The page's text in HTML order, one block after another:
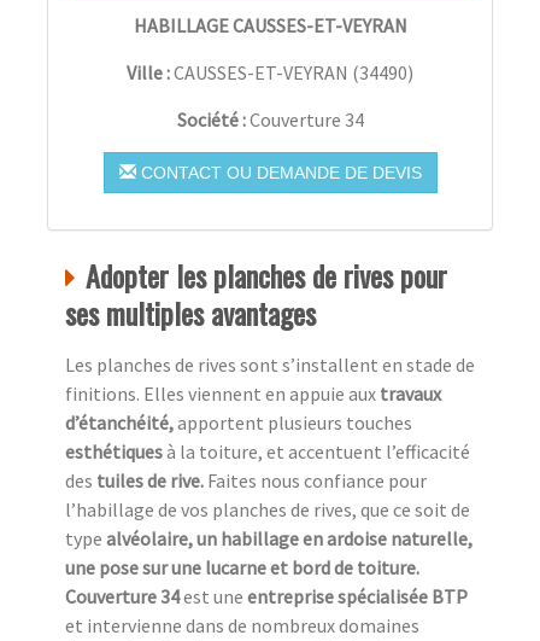
HABILLAGE CAUSSES-ET-VEYRAN
Ville :CAUSSES-ET-VEYRAN (34490)
Société :Couverture 34
CONTACT OU DEMANDE DE DEVIS
Adopter les planches de rives pour
ses multiples avantages
Les planches de rives sont s’installent en stade de
finitions. Elles viennent en appuie aux travaux
d’étanchéité,apportent plusieurs touches
esthétiquesà la toiture, et accentuent l’efficacité
des tuiles de rive. Faites nous confiance pour
l’habillage de vos planches de rives, que ce soit de
type alvéolaire, un habillage en ardoise naturelle,
une pose sur une lucarne et bord de toiture.
Couverture 34est une entreprise spécialisée BTP
et intervienne dans de nombreux domaines